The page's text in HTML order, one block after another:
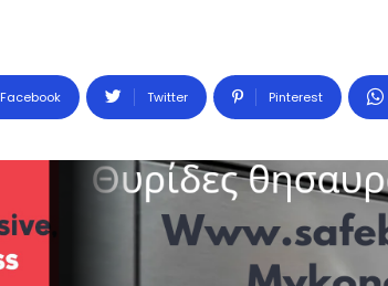
Facebook Twitter Pinterest